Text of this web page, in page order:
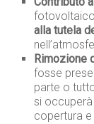
alla tutela
Rimozione
fosse
parte o
si
copertura